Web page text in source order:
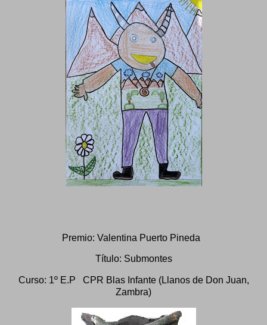
Premio: Valentina Puerto Pineda
Título: Submontes
Curso: 1º E.P CPR Blas Infante (Llanos de Don Juan,
Zambra)